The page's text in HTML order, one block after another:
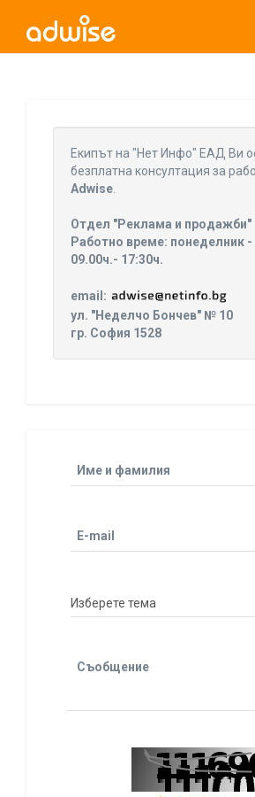
Уважаеми рекламодатели, с
бихме искали да Ви уведомим, че
прекратява услугата Adwise
г
Eкипът на "Нет Инфо" ЕАД Ви
безплатна консултация за
Adwise.
Отдел "Реклама и продажби"
Работно време: понеделник -
09.00ч.- 17:30ч.
email:
ул. "Неделчо Бончев" № 10
гр. София 1528
Име и фамилия
E-mail
Съобщение